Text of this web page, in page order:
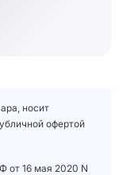
носит
офертой
от 16 мая 2020 N